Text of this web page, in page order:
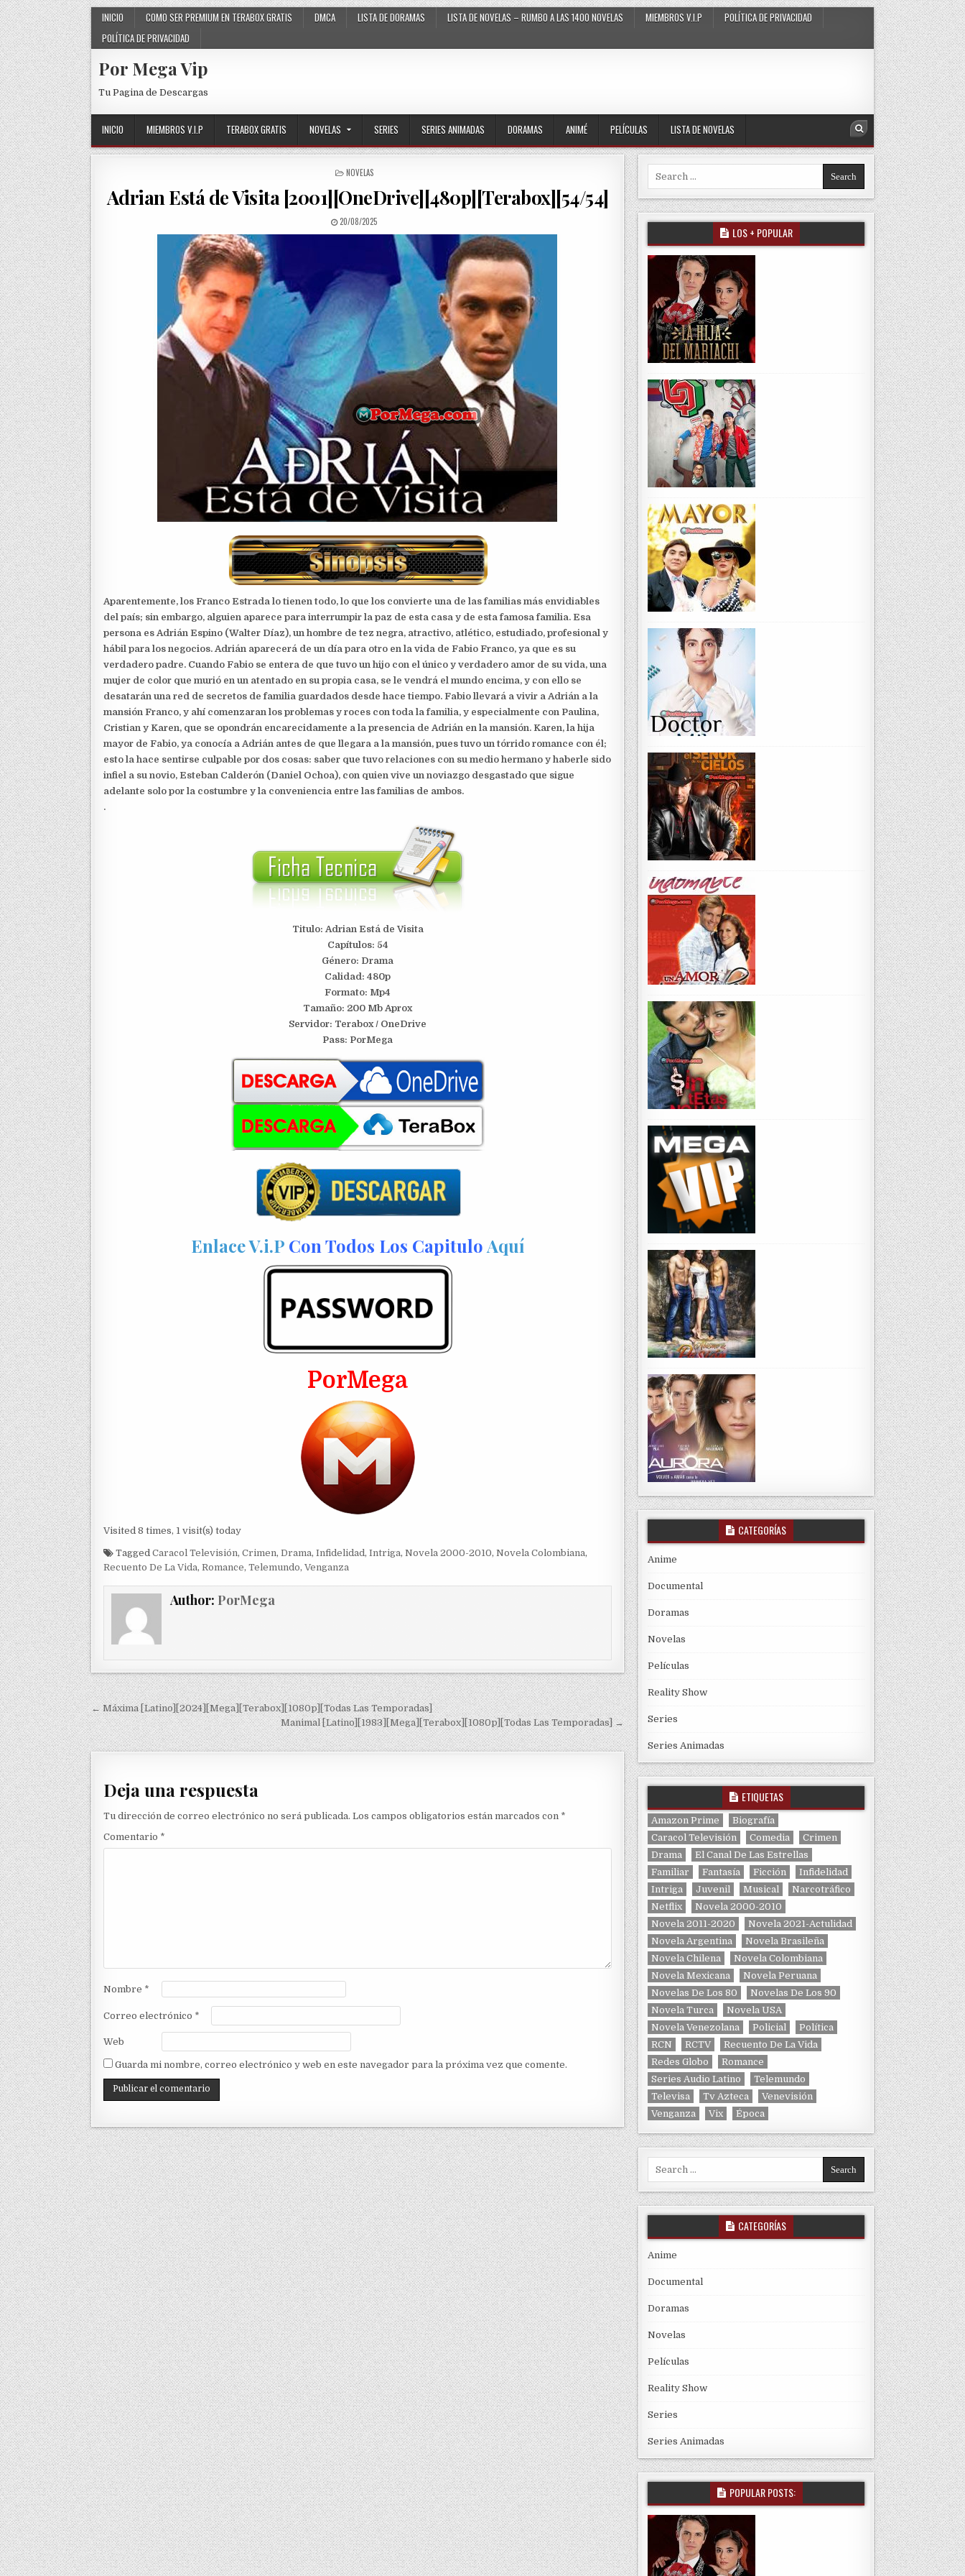
Skip to content INICIO COMO SER PREMIUM EN TERABOX GRATIS DMCA LISTA DE DORAMAS LISTA DE NOVELAS – RUMBO A LAS 1400 NOVELAS MIEMBROS V.I.P
POLÍTICA DE PRIVACIDAD
POLÍTICA DE PRIVACIDAD
Por Mega Vip
Tu Pagina de Descargas
INICIO MIEMBROS V.I.P TERABOX GRATIS NOVELAS SERIES SERIES ANIMADAS DORAMAS ANIMÉ PELÍCULAS LISTA DE NOVELAS Search
POSTED IN
NOVELAS
Adrian Está de Visita [2001][OneDrive][480p][Terabox][54/54]
PUBLISHED DATE:
20/08/2025
Aparentemente, los Franco Estrada lo tienen todo, lo que los convierte una de las familias más envidiables
del país; sin embargo, alguien aparece para interrumpir la paz de esta casa y de esta famosa familia. Esa
persona es Adrián Espino (Walter Díaz), un hombre de tez negra, atractivo, atlético, estudiado, profesional y
hábil para los negocios. Adrián aparecerá de un día para otro en la vida de Fabio Franco, ya que es su
verdadero padre. Cuando Fabio se entera de que tuvo un hijo con el único y verdadero amor de su vida, una
mujer de color que murió en un atentado en su propia casa, se le vendrá el mundo encima, y con ello se
desatarán una red de secretos de familia guardados desde hace tiempo. Fabio llevará a vivir a Adrián a la
mansión Franco, y ahí comenzaran los problemas y roces con toda la familia, y especialmente con Paulina,
Cristian y Karen, que se opondrán encarecidamente a la presencia de Adrián en la mansión. Karen, la hija
mayor de Fabio, ya conocía a Adrián antes de que llegara a la mansión, pues tuvo un tórrido romance con él;
esto la hace sentirse culpable por dos cosas: saber que tuvo relaciones con su medio hermano y haberle sido
infiel a su novio, Esteban Calderón (Daniel Ochoa), con quien vive un noviazgo desgastado que sigue
adelante solo por la costumbre y la conveniencia entre las familias de ambos.
.
Titulo: Adrian Está de Visita
Capítulos: 54
Género: Drama
Calidad: 480p
Formato: Mp4
Tamaño: 200 Mb Aprox
Servidor: Terabox / OneDrive
Pass: PorMega
Enlace V.i.P Con Todos Los Capitulo Aquí
PorMega
Visited 8 times, 1 visit(s) today
Tagged Caracol Televisión, Crimen, Drama, Infidelidad, Intriga, Novela 2000-2010, Novela Colombiana,
Recuento De La Vida, Romance, Telemundo, Venganza
Author: PorMega
Navegación de entradas
← Máxima [Latino][2024][Mega][Terabox][1080p][Todas Las Temporadas]
Manimal [Latino][1983][Mega][Terabox][1080p][Todas Las Temporadas] →
Deja una respuesta
Tu dirección de correo electrónico no será publicada. Los campos obligatorios están marcados con *
Comentario *
Nombre *
Correo electrónico *
Web
Guarda mi nombre, correo electrónico y web en este navegador para la próxima vez que comente.
Search for:
LOS + POPULAR
CATEGORÍAS
Anime
Documental
Doramas
Novelas
Películas
Reality Show
Series
Series Animadas
ETIQUETAS
Amazon Prime
Biografía
Caracol Televisión
Comedia
Crimen
Drama
El Canal De Las Estrellas
Familiar
Fantasía Ficción
Infidelidad
Intriga
Juvenil Musical
Narcotráfico
Netflix
Novela 2000-2010
Novela 2011-2020
Novela 2021-Actulidad
Novela Argentina
Novela Brasileña
Novela Chilena
Novela Colombiana
Novela Mexicana
Novela Peruana
Novelas De Los 80
Novelas De Los 90
Novela Turca
Novela USA
Novela Venezolana
Policial
Política
RCN
RCTV
Recuento De La Vida
Redes Globo
Romance
Series Audio Latino
Telemundo
Televisa
Tv Azteca
Venevisión
Venganza
Vix Época
Search for:
CATEGORÍAS
Anime
Documental
Doramas
Novelas
Películas
Reality Show
Series
Series Animadas
POPULAR POSTS: